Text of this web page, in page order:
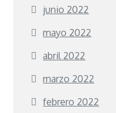
junio 2022
mayo 2022
abril 2022
marzo 2022
febrero 2022